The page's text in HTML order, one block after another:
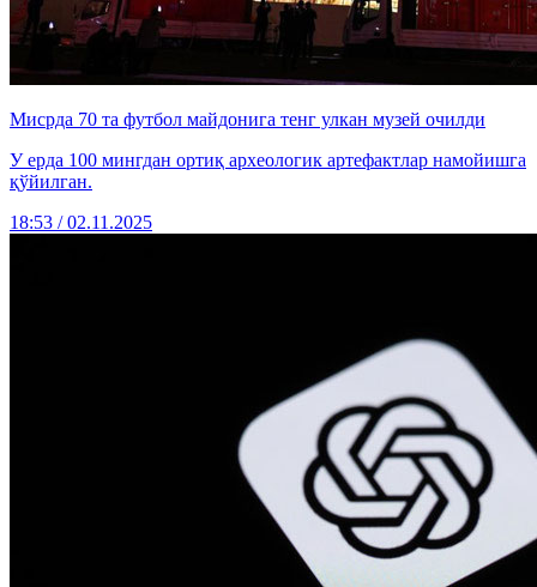
Мисрда 70 та футбол майдонига тенг улкан музей очилди
У ерда 100 мингдан ортиқ археологик артефактлар намойишга
қўйилган.
18:53 / 02.11.2025